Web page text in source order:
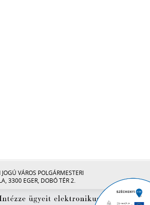
JOGÚ VÁROS POLGÁRMESTERI
3300 EGER, DOBÓ TÉR 2.